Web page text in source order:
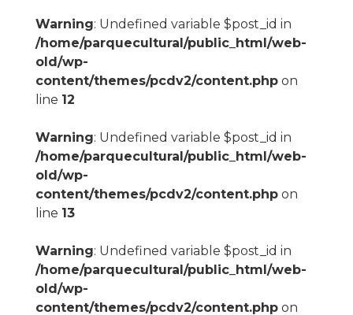
Warning: Undefined variable $post_id in
/home/parquecultural/public_html/web-
old/wp-
content/themes/pcdv2/content.phpon
line 12
Warning: Undefined variable $post_id in
/home/parquecultural/public_html/web-
old/wp-
content/themes/pcdv2/content.phpon
line 13
Warning: Undefined variable $post_id in
/home/parquecultural/public_html/web-
old/wp-
content/themes/pcdv2/content.phpon